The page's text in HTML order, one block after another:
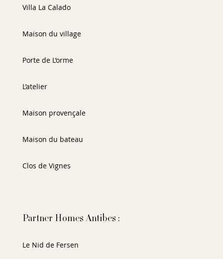
Villa La Calado
Maison du village
Porte de L’orme
L’atelier
Maison provençale
Maison du bateau
Clos de Vignes
Partner Homes Antibes :
Le Nid de Fersen